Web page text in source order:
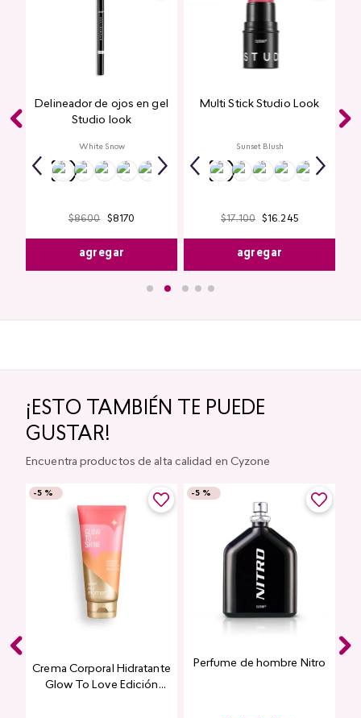
Delineador de ojos en gel
Studio look
White Snow
$8600 $8170
agregar
Multi Stick Studio Look
Sunset Blush
$17.100 $ 16.245
agregar
¡ESTO TAMBIÉN TE PUEDE
GUSTAR!
Encuentra productos de alta calidad en Cyzone
-5 %
Crema Corporal Hidratante
Glow To Love Edición
-5 %
Perfume de hombre Nitro